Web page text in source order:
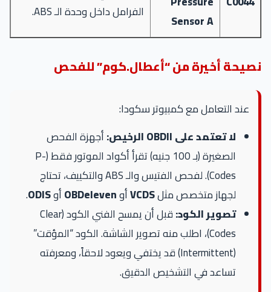
Sensor A
الفرامل داخل وحدة الـ ABS.
نصيحة أخيرة من “أعطال.كوم” للفحص
عند التعامل مع كمبيوتر سكودا:
لا تعتمد على OBDII الرخيص:
أجهزة الفحص
الصغيرة (بـ 100 جنيه) تقرأ أكواد الموتور فقط (P-
Codes). لفحص الفتيس والـ ABS والتكييف، تحتاج
لجهاز متخصص مثلVCDSأوOBDelevenأوODIS
.
تصوير الكود:
قبل أن يمسح الفني الكود (Clear
Codes)، اطلب منه تصوير الشاشة. الكود “المؤقت”
(Intermittent) قد يختفي ويعود لاحقاً، ومعرفته
تساعد في التشخيص الدقيق.